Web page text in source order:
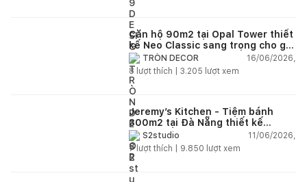
Căn hộ 90m2 tại Opal Tower thiết
kế Neo Classic sang trọng cho gia
đình trẻ
TRÒN DECOR
16/06/2026,
8 lượt thích | 3.205 lượt xem
Jeremy’s Kitchen - Tiệm bánh
300m2 tại Đà Nẵng thiết kế
phong cách công nghiệp hiện đại
ngập tràn ánh sáng tự nhiên
S2studio
11/06/2026,
7lượt thích | 9.850 lượt xem